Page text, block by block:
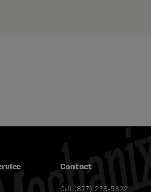
Contact
Call (877) 278-5822